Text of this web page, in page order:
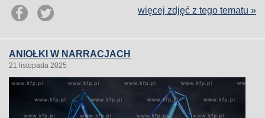
więcej zdjęć z tego tematu »
ANIOŁKI W NARRACJACH
21 listopada 2025